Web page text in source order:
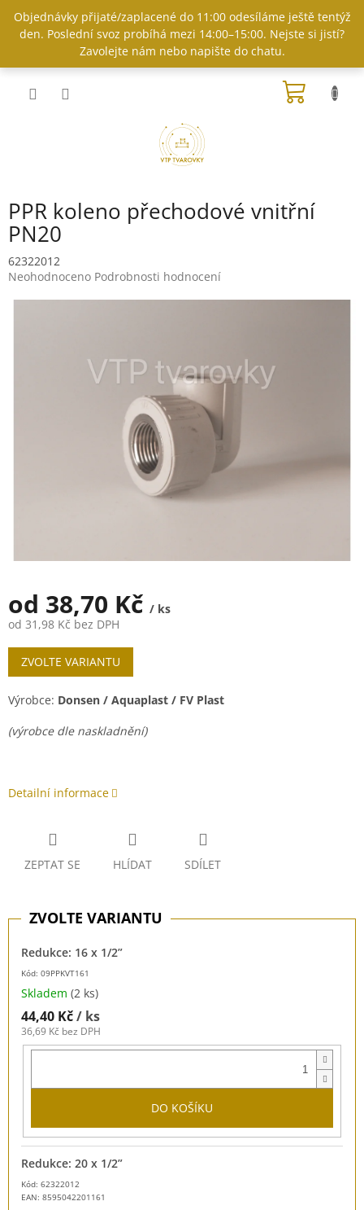
obsah
Objednávky přijaté/zaplacené do 11:00 odesíláme ještě tentýž
den. Poslední svoz probíhá mezi 14:00–15:00. Nejste si jistí?
Zavolejte nám nebo napište do chatu.
PPR koleno přechodové vnitřní
PN20
62322012
Průměrné
Neohodnoceno Podrobnosti hodnocení
od 38,70 Kč / ks
od 31,98 Kč bez DPH
Měrná
cena:
ZVOLTE VARIANTU
Výrobce: Donsen / Aquaplast / FV Plast
(výrobce dle naskladnění)
Detailní informace
ZEPTAT SE HLÍDAT SDÍLET
Kód: 09PPKVT161
Redukce: 16 x 1/2”
Skladem (2 ks)
44,40 Kč/ ks
36,69 Kč bez DPH
DO KOŠÍKU
Kód: 62322012
EAN: 8595042201161
Redukce: 20 x 1/2”